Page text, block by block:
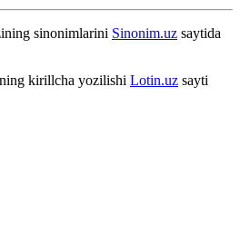
sinonimlarini Sinonim.uz saytida
kirillcha yozilishi Lotin.uz sayti